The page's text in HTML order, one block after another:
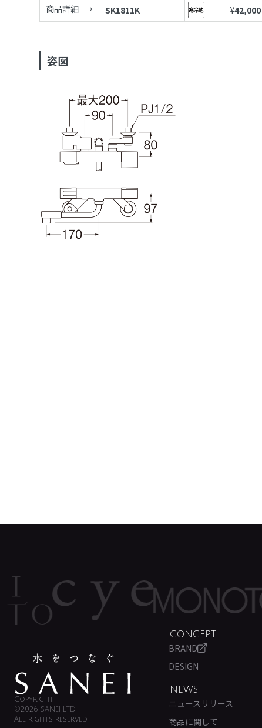
商品詳細
SK1811K ¥42,000
姿図
Copyright
©2026 SANEI LTD.
All rights reserved.
CONCEPT
BRAND
DESIGN
NEWS
ニュースリリース
商品に関して